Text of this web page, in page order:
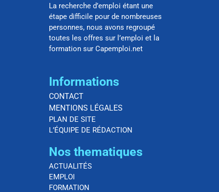
La recherche d’emploi étant une
étape difficile pour de nombreuses
personnes, nous avons regroupé
toutes les offres sur l’emploi et la
formation sur Capemploi.net
Informations
CONTACT
MENTIONS LÉGALES
PLAN DE SITE
L’ÉQUIPE DE RÉDACTION
Nos thematiques
ACTUALITÉS
EMPLOI
FORMATION